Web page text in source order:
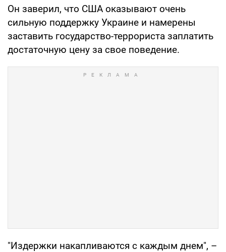
Он заверил, что США оказывают очень
сильную поддержку Украине и намерены
заставить государство-террориста заплатить
достаточную цену за свое поведение.
"Издержки накапливаются с каждым днем", –